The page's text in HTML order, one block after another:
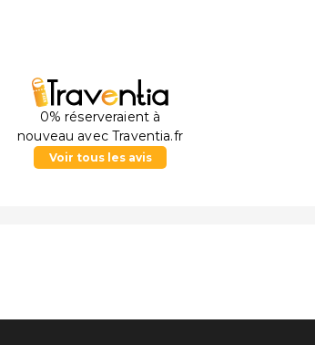
0% réserveraient à
nouveau avec Traventia.fr
Voir tous les avis